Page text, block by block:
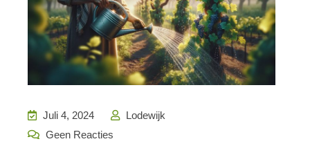
Juli 4, 2024
Lodewijk
Geen Reacties